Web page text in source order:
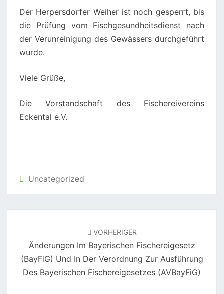
Der Herpersdorfer Weiher ist noch gesperrt, bis
die Prüfung vom Fischgesundheitsdienst nach
der Verunreinigung des Gewässers durchgeführt
wurde.
Viele Grüße,
Die Vorstandschaft des Fischereivereins
Eckental e.V.
Uncategorized
VORHERIGER
Änderungen Im Bayerischen Fischereigesetz
(BayFiG) Und In Der Verordnung Zur Ausführung
Des Bayerischen Fischereigesetzes (AVBayFiG)